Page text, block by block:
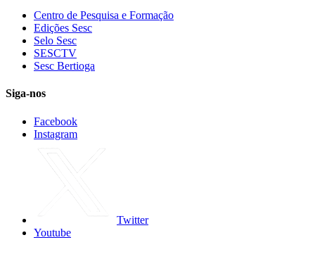
Centro de Pesquisa e Formação
Edições Sesc
Selo Sesc
SESCTV
Sesc Bertioga
Siga-nos
Facebook
Instagram
Twitter
Youtube